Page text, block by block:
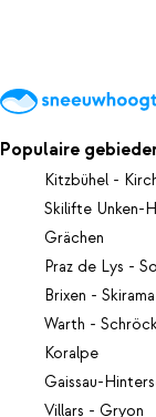
Populaire
Kitzbühel -
Skilifte Unken-
Grächen
Praz de Lys -
Brixen -
Warth -
Koralpe
Gaissau-
Villars - Gryon